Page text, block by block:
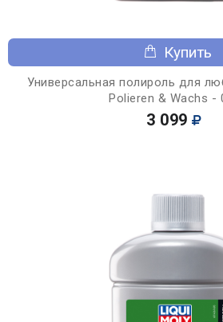
Купить
Универсальная полироль для
Polieren & Wachs -
3 099